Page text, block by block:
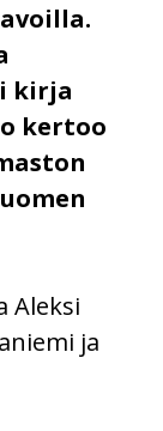
kirja
kertoo
Aleksi
ja